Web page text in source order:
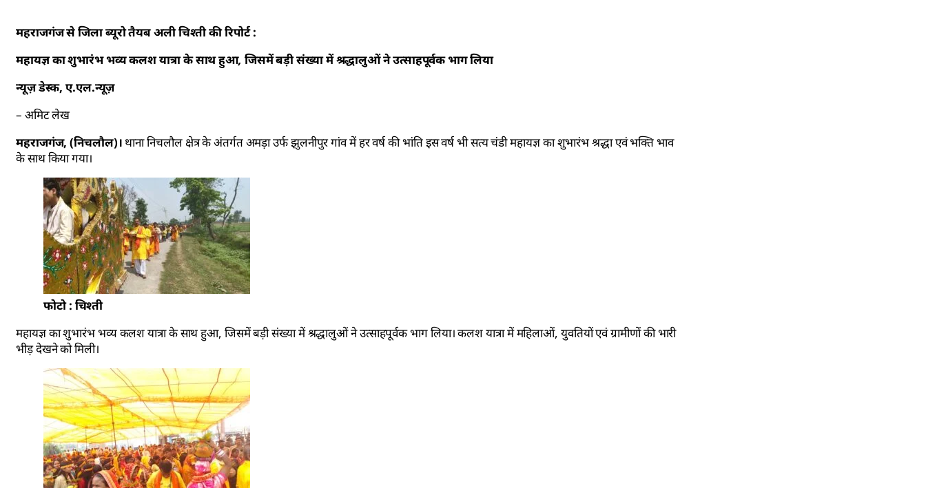
महराजगंज से जिला ब्यूरो तैयब अली चिश्ती की रिपोर्ट :
महायज्ञ का शुभारंभ भव्य कलश यात्रा के साथ हुआ, जिसमें बड़ी संख्या में श्रद्धालुओं ने उत्साहपूर्वक भाग लिया
न्यूज़ डेस्क, ए.एल.न्यूज़
– अमिट लेख
महराजगंज, (निचलौल)। थाना निचलौल क्षेत्र के अंतर्गत अमड़ा उर्फ झुलनीपुर गांव में हर वर्ष की भांति इस वर्ष भी सत्य चंडी महायज्ञ का शुभारंभ श्रद्धा एवं भक्ति भाव
के साथ किया गया।
फोटो : चिश्ती
महायज्ञ का शुभारंभ भव्य कलश यात्रा के साथ हुआ, जिसमें बड़ी संख्या में श्रद्धालुओं ने उत्साहपूर्वक भाग लिया। कलश यात्रा में महिलाओं, युवतियों एवं ग्रामीणों की भारी
भीड़ देखने को मिली।